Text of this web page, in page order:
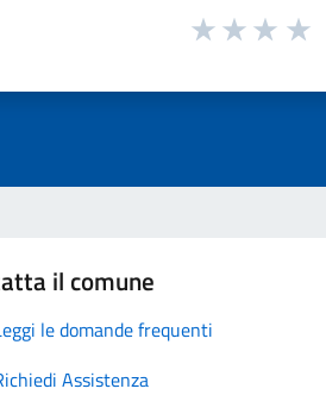
il comune
le domande frequenti
Assistenza